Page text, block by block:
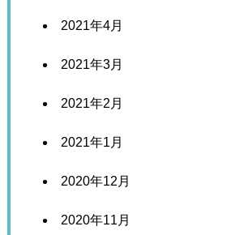
2021年4月
2021年3月
2021年2月
2021年1月
2020年12月
2020年11月